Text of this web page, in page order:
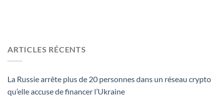
ARTICLES RÉCENTS
La Russie arrête plus de 20 personnes dans un réseau crypto
qu’elle accuse de financer l’Ukraine